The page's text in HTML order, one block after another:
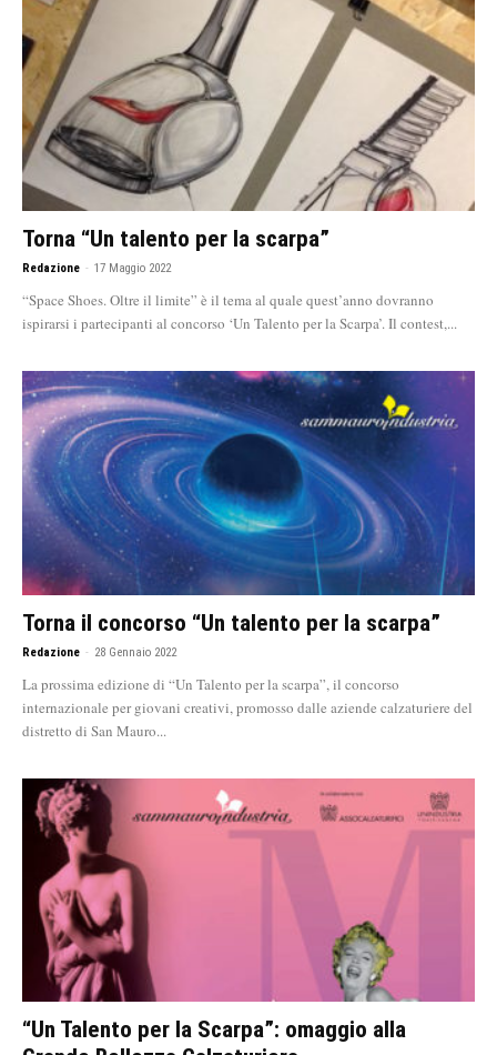
Torna “Un talento per la scarpa”
Redazione - 17 Maggio 2022
“Space Shoes. Oltre il limite” è il tema al quale quest’anno dovranno
ispirarsi i partecipanti al concorso ‘Un Talento per la Scarpa’. Il contest,...
Torna il concorso “Un talento per la scarpa”
Redazione - 28 Gennaio 2022
La prossima edizione di “Un Talento per la scarpa”, il concorso
internazionale per giovani creativi, promosso dalle aziende calzaturiere del
distretto di San Mauro...
“Un Talento per la Scarpa”: omaggio alla